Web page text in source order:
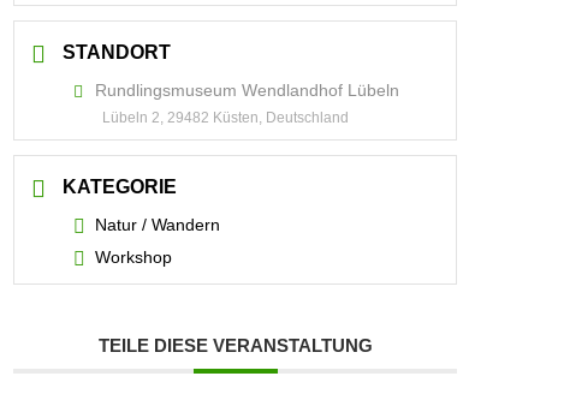
STANDORT
Rundlingsmuseum Wendlandhof Lübeln
Lübeln 2, 29482 Küsten, Deutschland
KATEGORIE
Natur / Wandern
Workshop
TEILE DIESE VERANSTALTUNG